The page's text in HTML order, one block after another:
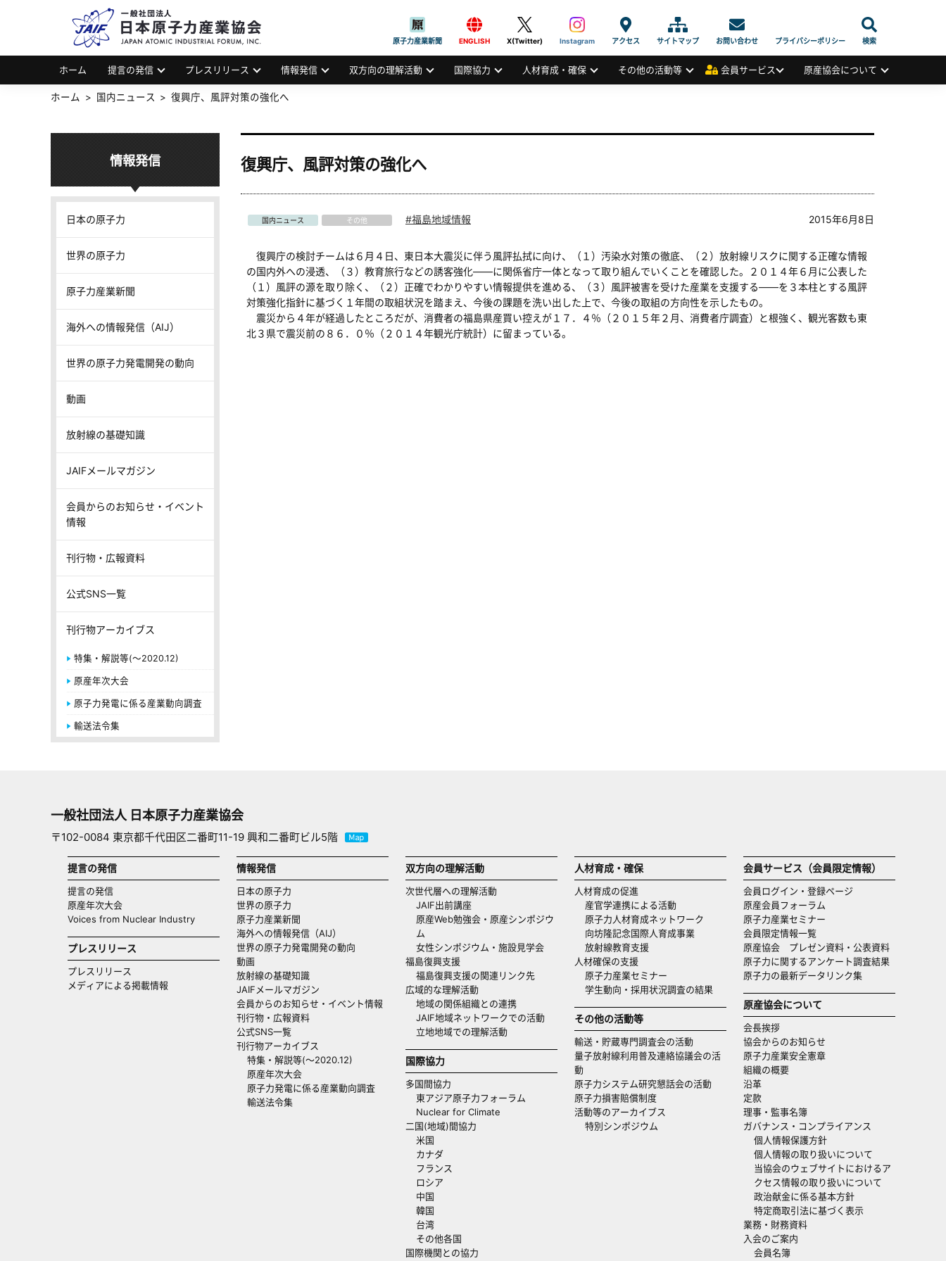
JAPAN ATOMIC INDUSTRIAL FORUM, INC.
原子力産業新聞 ENGLISH X(Twitter) Instagram アクセス サイトマップ お問い合わせ プライバシーポリシー 検索
ホーム 提言の発信 プレスリリース 情報発信 双方向の理解活動 国際協力 人材育成・確保 その他の活動等 会員サービス 原産協会について
ホーム 国内ニュース 復興庁、風評対策の強化へ
復興庁、風評対策の強化へ
国内ニュース その他 福島地域情報 2015年6月8日
復興庁の検討チームは６月４日、東日本大震災に伴う風評払拭に向け、（１）汚染水対策の徹底、（２）放射線リスクに関する正確な情報
の国内外への浸透、（３）教育旅行などの誘客強化――に関係省庁一体となって取り組んでいくことを確認した。２０１４年６月に公表した
（１）風評の源を取り除く、（２）正確でわかりやすい情報提供を進める、（３）風評被害を受けた産業を支援する――を３本柱とする風評
対策強化指針に基づく１年間の取組状況を踏まえ、今後の課題を洗い出した上で、今後の取組の方向性を示したもの。
震災から４年が経過したところだが、消費者の福島県産買い控えが１７．４％（２０１５年２月、消費者庁調査）と根強く、観光客数も東
北３県で震災前の８６．０％（２０１４年観光庁統計）に留まっている。
情報発信
日本の原子力
世界の原子力
原子力産業新聞
海外への情報発信（AIJ）
世界の原子力発電開発の動向
動画
放射線の基礎知識
JAIFメールマガジン
会員からのお知らせ・イベント
情報
刊行物・広報資料
公式SNS一覧
刊行物アーカイブス
特集・解説等(～2020.12)
原産年次大会
原子力発電に係る産業動向調査
輸送法令集
一般社団法人 日本原子力産業協会
〒102-0084 東京都千代田区二番町11-19 興和二番町ビル5階
提言の発信
提言の発信
原産年次大会
Voices from Nuclear Industry
プレスリリース
プレスリリース
メディアによる掲載情報
情報発信
日本の原子力
世界の原子力
原子力産業新聞
海外への情報発信（AIJ）
世界の原子力発電開発の動向
動画
放射線の基礎知識
JAIFメールマガジン
会員からのお知らせ・イベント情報
刊行物・広報資料
公式SNS一覧
刊行物アーカイブス
特集・解説等(～2020.12)
原産年次大会
原子力発電に係る産業動向調査
輸送法令集
双方向の理解活動
次世代層への理解活動
JAIF出前講座
原産Web勉強会・原産シンポジウ
ム
女性シンポジウム・施設見学会
福島復興支援
福島復興支援の関連リンク先
広域的な理解活動
地域の関係組織との連携
JAIF地域ネットワークでの活動
立地地域での理解活動
国際協力
多国間協力
東アジア原子力フォーラム
Nuclear for Climate
二国(地域)間協力
米国
カナダ
フランス
ロシア
中国
韓国
台湾
その他各国
国際機関との協力
人材育成・確保
人材育成の促進
産官学連携による活動
原子力人材育成ネットワーク
向坊隆記念国際人育成事業
放射線教育支援
人材確保の支援
原子力産業セミナー
学生動向・採用状況調査の結果
その他の活動等
輸送・貯蔵専門調査会の活動
量子放射線利用普及連絡協議会の活
動
原子力システム研究懇話会の活動
原子力損害賠償制度
活動等のアーカイブス
特別シンポジウム
会員サービス（会員限定情報）
会員ログイン・登録ページ
原産会員フォーラム
原子力産業セミナー
会員限定情報一覧
原産協会 プレゼン資料・公表資料
原子力に関するアンケート調査結果
原子力の最新データリンク集
原産協会について
会長挨拶
協会からのお知らせ
原子力産業安全憲章
組織の概要
沿革
定款
理事・監事名簿
ガバナンス・コンプライアンス
個人情報保護方針
個人情報の取り扱いについて
当協会のウェブサイトにおけるア
クセス情報の取り扱いについて
政治献金に係る基本方針
特定商取引法に基づく表示
業務・財務資料
入会のご案内
会員名簿